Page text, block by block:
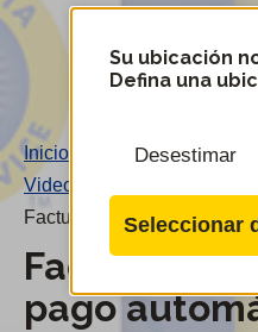
Menú
del
servicio
móvil
de
Cal
Water
Su ubicación
Defina una
Desestimar
Seleccionar
distrito
Inicio
Videos
Facturación electrónica y
Facturación
pago